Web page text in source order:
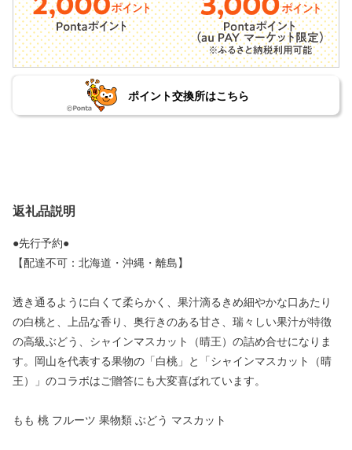
ポイント交換所はこちら
返礼品説明
●先行予約●
【配達不可：北海道・沖縄・離島】
透き通るように白くて柔らかく、果汁滴るきめ細やかな口あたり
の白桃と、上品な香り、奥行きのある甘さ、瑞々しい果汁が特徴
の高級ぶどう、シャインマスカット（晴王）の詰め合せになりま
す。岡山を代表する果物の「白桃」と「シャインマスカット（晴
王）」のコラボはご贈答にも大変喜ばれています。
もも 桃 フルーツ 果物類 ぶどう マスカット